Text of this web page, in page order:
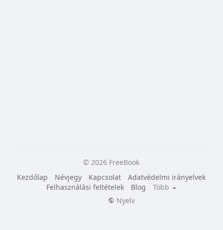
© 2026 FreeBook
Kezdőlap
Névjegy Kapcsolat
Adatvédelmi irányelvek
Felhasználási feltételek
Blog
Több
Nyelv